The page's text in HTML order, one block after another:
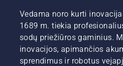
Vedama noro kurti
1689 m. tiekia
sodų priežiūros gaminius.
inovacijos, apimančios
sprendimus ir robotus